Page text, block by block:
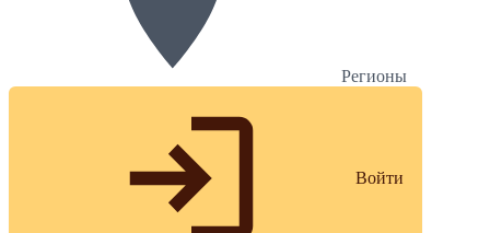
Регионы
Войти